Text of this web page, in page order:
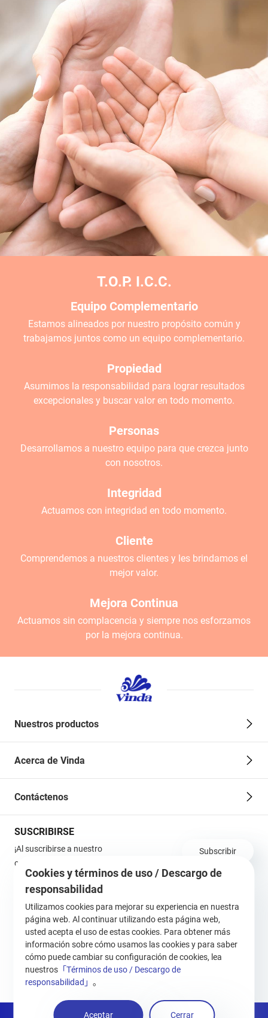
T.O.P. I.C.C.
Equipo Complementario
Estamos alineados por nuestro propósito común y
trabajamos juntos como un equipo complementario.
Propiedad
Asumimos la responsabilidad para lograr resultados
excepcionales y buscar valor en todo momento.
Personas
Desarrollamos a nuestro equipo para que crezca junto
con nosotros.
Integridad
Actuamos con integridad en todo momento.
Cliente
Comprendemos a nuestros clientes y les brindamos el
mejor valor.
Mejora Continua
Actuamos sin complacencia y siempre nos esforzamos
por la mejora continua.
Cookies y términos de uso / Descargo de
responsabilidad
Utilizamos cookies para mejorar su experiencia en nuestra
página web. Al continuar utilizando esta página web,
usted acepta el uso de estas cookies. Para obtener más
información sobre cómo usamos las cookies y para saber
cómo puede cambiar su configuración de cookies, lea
nuestros 「Términos de uso / Descargo de
responsabilidad」。
Aceptar Cerrar
Nuestros productos
Acerca de Vinda
Contáctenos
SUSCRIBIRSE
¡Al suscribirse a nuestro
correo electrónico, puede
obtener todas nuestras
actualizaciones en primer
momento!
Subscribir
Síganos
SiteMap